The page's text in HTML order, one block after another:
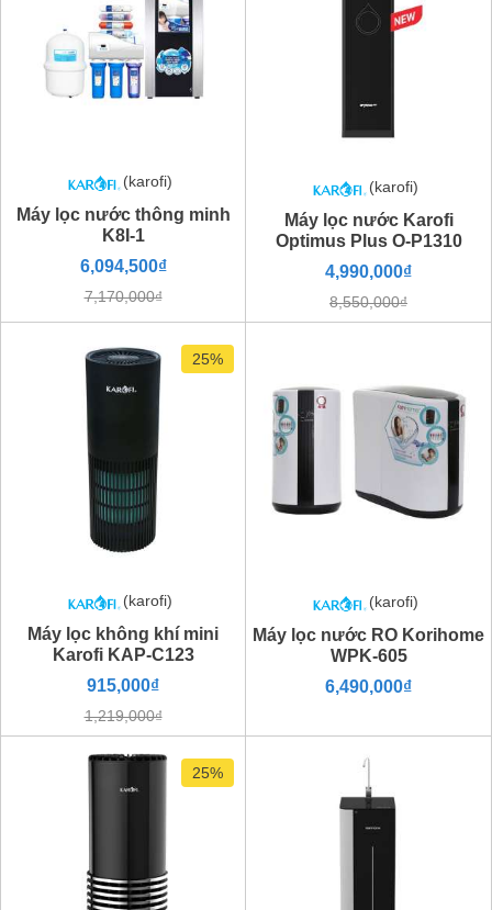
(karofi)
Máy lọc nước thông minh
K8I-1
6,094,500₫
7,170,000₫
(karofi)
Máy lọc nước Karofi
Optimus Plus O-P1310
4,990,000₫
8,550,000₫
25%
(karofi)
Máy lọc không khí mini
Karofi KAP-C123
915,000₫
1,219,000₫
(karofi)
Máy lọc nước RO Korihome
WPK-605
6,490,000₫
25%